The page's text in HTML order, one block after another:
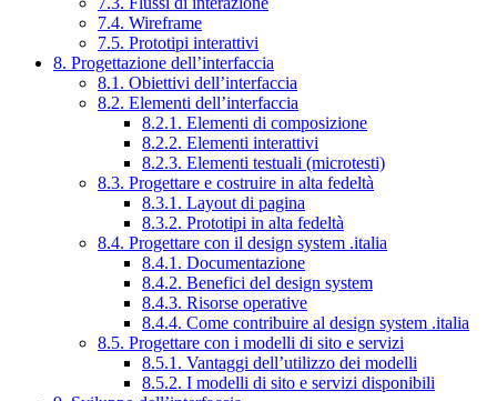
7.4. Wireframe
7.5. Prototipi interattivi
8. Progettazione dell’interfaccia
8.1. Obiettivi dell’interfaccia
8.2. Elementi dell’interfaccia
8.2.1. Elementi di composizione
8.2.2. Elementi interattivi
8.2.3. Elementi testuali (microtesti)
8.3. Progettare e costruire in alta fedeltà
8.3.1. Layout di pagina
8.3.2. Prototipi in alta fedeltà
8.4. Progettare con il design system .italia
8.4.1. Documentazione
8.4.2. Benefici del design system
8.4.3. Risorse operative
8.4.4. Come contribuire al design system .italia
8.5. Progettare con i modelli di sito e servizi
8.5.1. Vantaggi dell’utilizzo dei modelli
8.5.2. I modelli di sito e servizi disponibili